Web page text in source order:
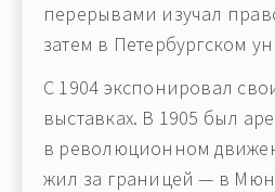
перерывами изучал
затем в Петербургском
С 1904 экспонировал
выставках. В 1905 был
в революционном
жил за границей — в